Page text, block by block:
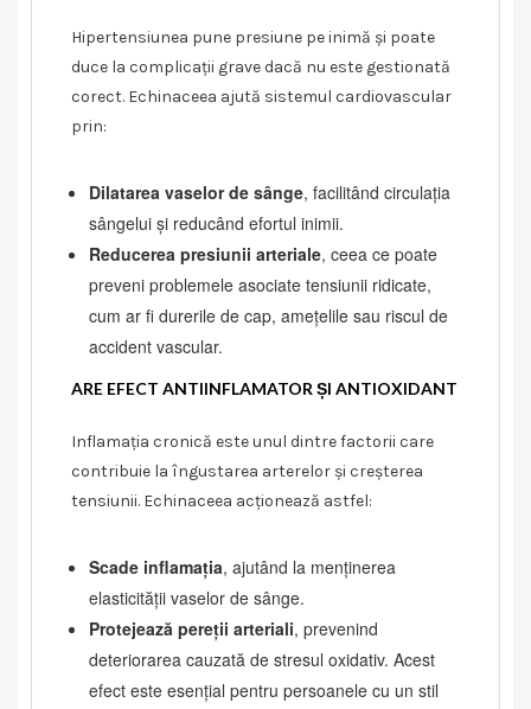
Hipertensiunea pune presiune pe inimă și poate
duce la complicații grave dacă nu este gestionată
corect. Echinaceea ajută sistemul cardiovascular
prin:
Dilatarea vaselor de sânge, facilitând circulația
sângelui și reducând efortul inimii.
Reducerea presiunii arteriale, ceea ce poate
preveni problemele asociate tensiunii ridicate,
cum ar fi durerile de cap, amețelile sau riscul de
accident vascular.
ARE EFECT ANTIINFLAMATOR ȘI ANTIOXIDANT
Inflamația cronică este unul dintre factorii care
contribuie la îngustarea arterelor și creșterea
tensiunii. Echinaceea acționează astfel:
Scade inflamația, ajutând la menținerea
elasticității vaselor de sânge.
Protejează pereții arteriali, prevenind
deteriorarea cauzată de stresul oxidativ. Acest
efect este esențial pentru persoanele cu un stil